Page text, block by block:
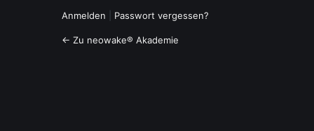
Anmelden Passwort vergessen?
← Zu neowake® Akademie